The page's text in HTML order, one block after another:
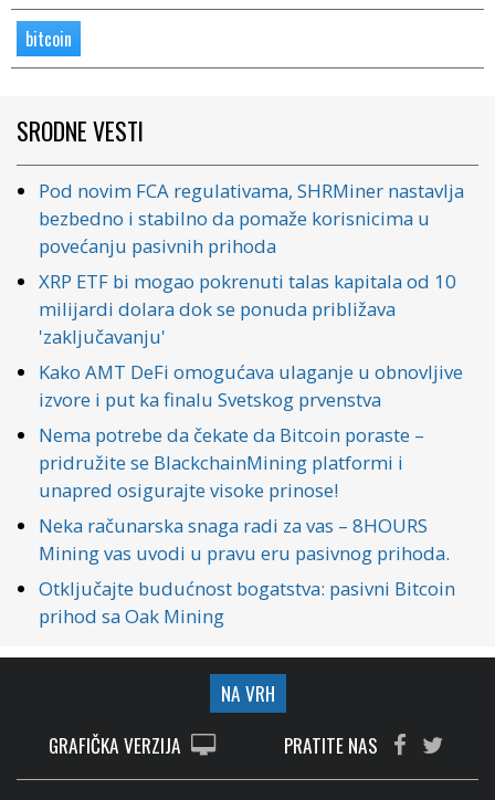
bitcoin
SRODNE VESTI
Pod novim FCA regulativama, SHRMiner nastavlja
bezbedno i stabilno da pomaže korisnicima u
povećanju pasivnih prihoda
XRP ETF bi mogao pokrenuti talas kapitala od 10
milijardi dolara dok se ponuda približava
'zaključavanju'
Kako AMT DeFi omogućava ulaganje u obnovljive
izvore i put ka finalu Svetskog prvenstva
Nema potrebe da čekate da Bitcoin poraste –
pridružite se BlackchainMining platformi i
unapred osigurajte visoke prinose!
Neka računarska snaga radi za vas – 8HOURS
Mining vas uvodi u pravu eru pasivnog prihoda.
Otključajte budućnost bogatstva: pasivni Bitcoin
prihod sa Oak Mining
NA VRH
GRAFIČKA VERZIJA
PRATITE NAS